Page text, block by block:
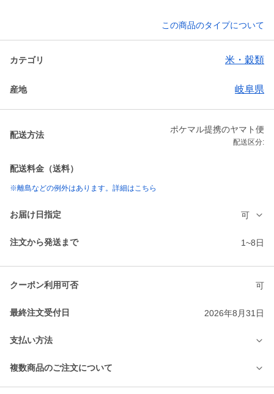
この商品のタイプについて
カテゴリ 米・穀類
産地 岐阜県
配送方法
ポケマル提携のヤマト便
配送区分:
配送料金（送料）
※離島などの例外はあります。詳細はこちら
お届け日指定 可
注文から発送まで 1~8日
クーポン利用可否 可
最終注文受付日 2026年8月31日
支払い方法
複数商品のご注文について